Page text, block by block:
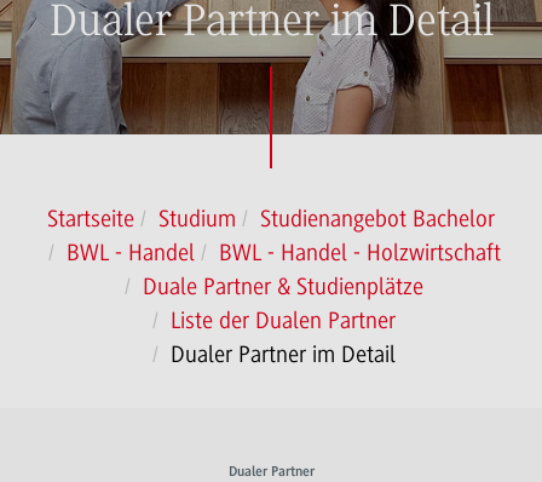
Dualer Partner im Detail
Startseite Studium
Studienangebot Bachelor
BWL - Handel
BWL - Handel - Holzwirtschaft
Duale Partner & Studienplätze
Liste der Dualen Partner
Dualer Partner im Detail
Dualer Partner